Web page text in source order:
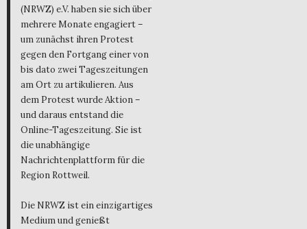
(NRWZ) e.V. haben sie sich über
mehrere Monate engagiert –
um zunächst ihren Protest
gegen den Fortgang einer von
bis dato zwei Tageszeitungen
am Ort zu artikulieren. Aus
dem Protest wurde Aktion –
und daraus entstand die
Online-Tageszeitung. Sie ist
die unabhängige
Nachrichtenplattform für die
Region Rottweil.
Die NRWZ ist ein einzigartiges
Medium und genießt